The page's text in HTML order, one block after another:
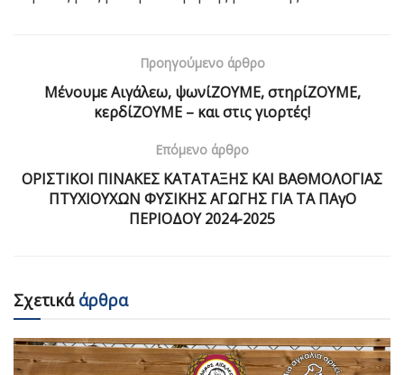
Προηγούμενο άρθρο
Μένουμε Αιγάλεω, ψωνίΖΟΥΜΕ, στηρίΖΟΥΜΕ,
κερδίΖΟΥΜΕ – και στις γιορτές!
Επόμενο άρθρο
ΟΡΙΣΤΙΚΟΙ ΠΙΝΑΚΕΣ ΚΑΤΑΤΑΞΗΣ ΚΑΙ ΒΑΘΜΟΛΟΓΙΑΣ
ΠΤΥΧΙΟΥΧΩΝ ΦΥΣΙΚΗΣ ΑΓΩΓΗΣ ΓΙΑ ΤΑ ΠΑγΟ
ΠΕΡΙΟΔΟΥ 2024-2025
Σχετικάάρθρα